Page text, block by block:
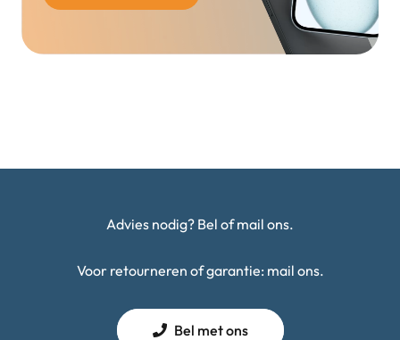
Advies nodig? Bel of mail ons.
Voor retourneren of garantie: mail ons.
Bel met ons